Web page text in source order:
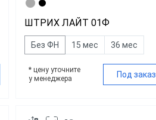
ШТРИХ ЛАЙТ 01Ф
Без ФН 15 мес 36 мес
* цену уточните
у менеджера
Под заказ